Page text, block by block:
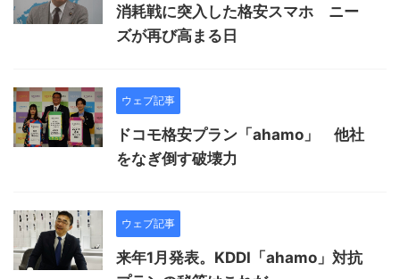
消耗戦に突入した格安スマホ ニー
ズが再び高まる日
ウェブ記事
ドコモ格安プラン「ahamo」 他社
をなぎ倒す破壊力
ウェブ記事
来年1月発表。KDDI「ahamo」対抗